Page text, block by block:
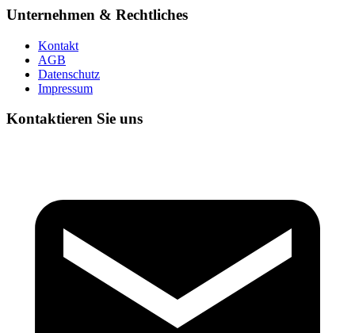
Unternehmen & Rechtliches
Kontakt
AGB
Datenschutz
Impressum
Kontaktieren Sie uns